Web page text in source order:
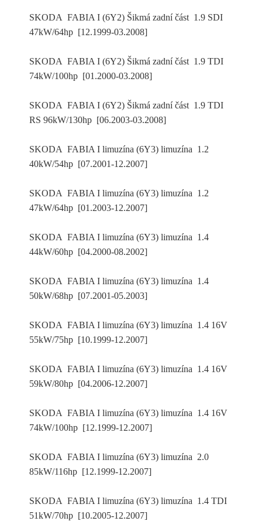
SKODA FABIA I (6Y2) Šikmá zadní část 1.9 SDI
47kW/64hp [12.1999-03.2008]
SKODA FABIA I (6Y2) Šikmá zadní část 1.9 TDI
74kW/100hp [01.2000-03.2008]
SKODA FABIA I (6Y2) Šikmá zadní část 1.9 TDI
RS 96kW/130hp [06.2003-03.2008]
SKODA FABIA I limuzína (6Y3) limuzína 1.2
40kW/54hp [07.2001-12.2007]
SKODA FABIA I limuzína (6Y3) limuzína 1.2
47kW/64hp [01.2003-12.2007]
SKODA FABIA I limuzína (6Y3) limuzína 1.4
44kW/60hp [04.2000-08.2002]
SKODA FABIA I limuzína (6Y3) limuzína 1.4
50kW/68hp [07.2001-05.2003]
SKODA FABIA I limuzína (6Y3) limuzína 1.4 16V
55kW/75hp [10.1999-12.2007]
SKODA FABIA I limuzína (6Y3) limuzína 1.4 16V
59kW/80hp [04.2006-12.2007]
SKODA FABIA I limuzína (6Y3) limuzína 1.4 16V
74kW/100hp [12.1999-12.2007]
SKODA FABIA I limuzína (6Y3) limuzína 2.0
85kW/116hp [12.1999-12.2007]
SKODA FABIA I limuzína (6Y3) limuzína 1.4 TDI
51kW/70hp [10.2005-12.2007]